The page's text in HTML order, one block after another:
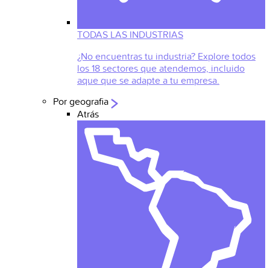
TODAS LAS INDUSTRIAS
¿No encuentras tu industria? Explore todos
los 18 sectores que atendemos, incluido
aque que se adapte a tu empresa.
Por geografia
Atrás